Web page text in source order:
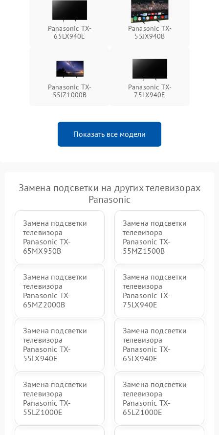
Panasonic TX-
65LX940E
Panasonic TX-
55JX940B
Panasonic TX-
55JZ1000B
Panasonic TX-
75LX940E
Показать все модели
Замена подсветки на других телевизорах
Panasonic
Замена подсветки
телевизора
Panasonic TX-
65MX950B
Замена подсветки
телевизора
Panasonic TX-
55MZ1500B
Замена подсветки
телевизора
Panasonic TX-
65MZ2000B
Замена подсветки
телевизора
Panasonic TX-
75LX940E
Замена подсветки
телевизора
Panasonic TX-
55LX940E
Замена подсветки
телевизора
Panasonic TX-
65LX940E
Замена подсветки
телевизора
Panasonic TX-
55LZ1000E
Замена подсветки
телевизора
Panasonic TX-
65LZ1000E